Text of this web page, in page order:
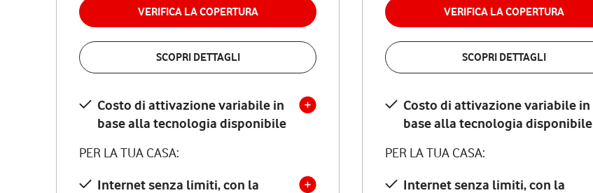
VERIFICA LA COPERTURA
SCOPRI DETTAGLI
Costo di attivazione variabile in
base alla tecnologia disponibile
PER LA TUA CASA:
Internet senza limiti, con la
VERIFICA LA COPERTURA
SCOPRI DETTAGLI
Costo di attivazione variabile in
base alla tecnologia disponibile
PER LA TUA CASA:
Internet senza limiti, con la